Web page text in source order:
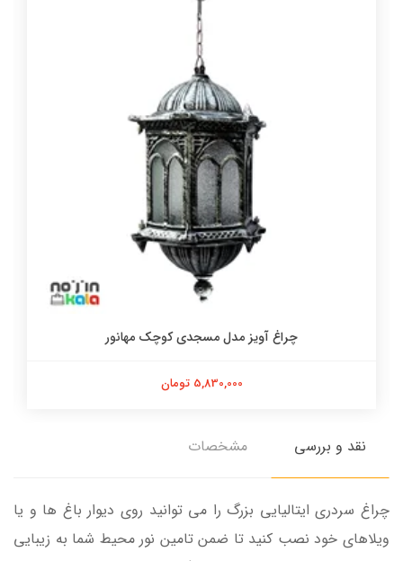
چراغ آویز مدل مسجدی کوچک مهانور
5,830,000 تومان
نقد و بررسی مشخصات
چراغ سردری ایتالیایی بزرگ را می توانید روی دیوار باغ ها و یا
ویلاهای خود نصب کنید تا ضمن تامین نور محیط شما به زیبایی